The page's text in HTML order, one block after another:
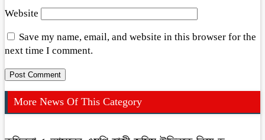
Website
Save my name, email, and website in this browser for the
next time I comment.
More News Of This Category